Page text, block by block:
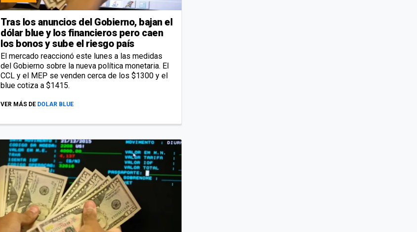
Tras los anuncios del Gobierno, bajan el
dólar blue y los financieros pero caen
los bonos y sube el riesgo país
El mercado reaccionó este lunes a las medidas
del Gobierno sobre la nueva política monetaria. El
CCL y el MEP se venden cerca de los $1300 y el
blue cotiza a $1415.
VER MÁS DE DOLAR BLUE